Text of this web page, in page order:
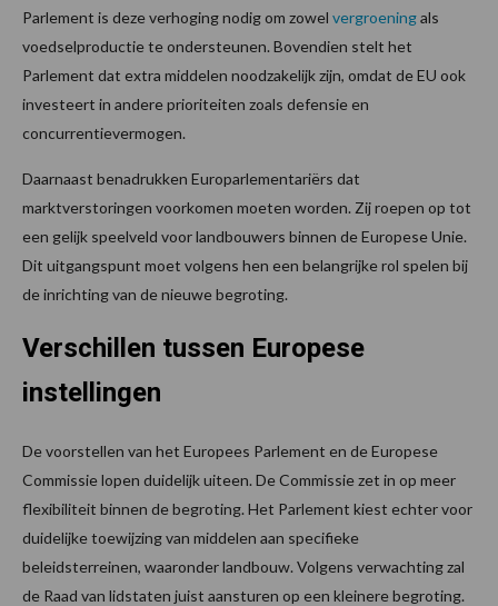
Parlement is deze verhoging nodig om zowel vergroeningals
voedselproductie te ondersteunen. Bovendien stelt het
Parlement dat extra middelen noodzakelijk zijn, omdat de EU ook
investeert in andere prioriteiten zoals defensie en
concurrentievermogen.
Daarnaast benadrukken Europarlementariërs dat
marktverstoringen voorkomen moeten worden. Zij roepen op tot
een gelijk speelveld voor landbouwers binnen de Europese Unie.
Dit uitgangspunt moet volgens hen een belangrijke rol spelen bij
de inrichting van de nieuwe begroting.
Verschillen tussen Europese
instellingen
De voorstellen van het Europees Parlement en de Europese
Commissie lopen duidelijk uiteen. De Commissie zet in op meer
flexibiliteit binnen de begroting. Het Parlement kiest echter voor
duidelijke toewijzing van middelen aan specifieke
beleidsterreinen, waaronder landbouw. Volgens verwachting zal
de Raad van lidstaten juist aansturen op een kleinere begroting.